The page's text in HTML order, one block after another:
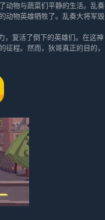
动物与蔬菜们平静的生活。乱奏
动物英雄牺牲了。乱奏大将军毁
复活了倒下的英雄们。在这神
程。然而，狄哥真正的目的，